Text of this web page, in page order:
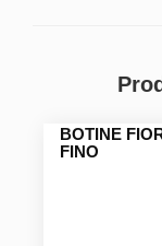
BOTINE
FINO